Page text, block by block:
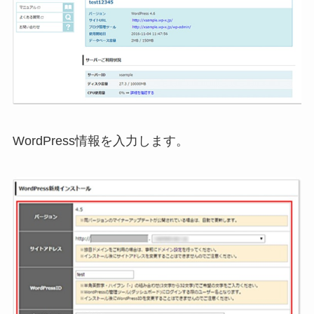
WordPress情報を入力します。